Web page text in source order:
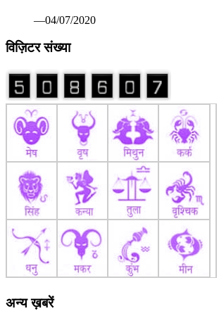
—04/07/2020
विज़िटर संख्या
अन्य ख़बरें